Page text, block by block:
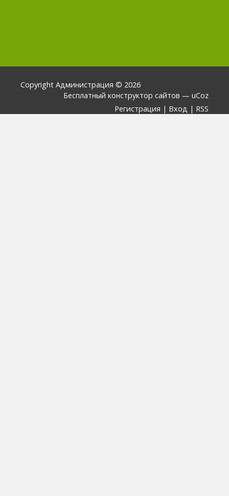
Copyright Администрация © 2026
Бесплатный конструктор сайтов — uCoz
Регистрация | Вход | RSS